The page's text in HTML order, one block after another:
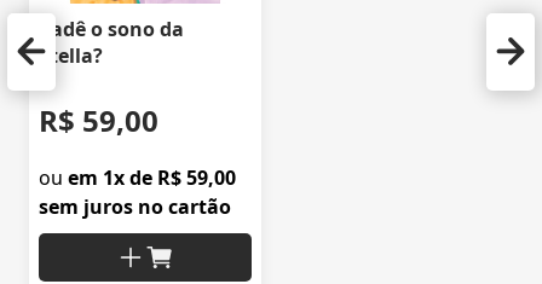
Cadê o sono da
Stella?
R$ 59,00
ou em 1x de R$ 59,00
sem juros no cartão